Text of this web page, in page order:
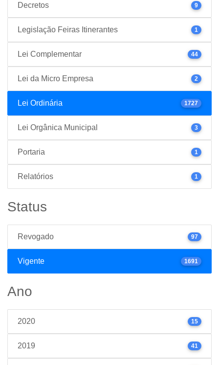
Decretos 9
Legislação Feiras Itinerantes 1
Lei Complementar 44
Lei da Micro Empresa 2
Lei Ordinária 1727
Lei Orgânica Municipal 3
Portaria 1
Relatórios 1
Status
Revogado 97
Vigente 1691
Ano
2020 15
2019 41